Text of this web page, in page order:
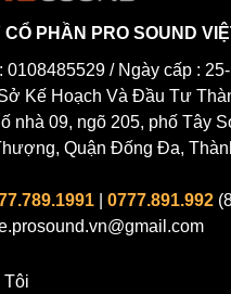
CỔ PHẦN PRO SOUND
0108485529 / Ngày cấp :
Kế Hoạch Và Đầu Tư
nhà 09, ngõ 205, phố Tây
Quận Đống Đa,
0777.891.992
Tôi